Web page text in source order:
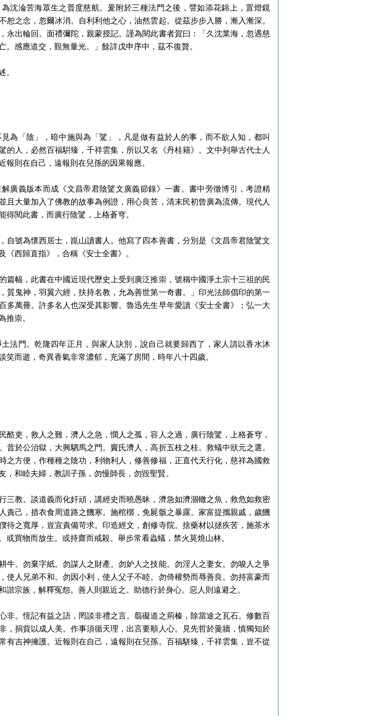
沈淪苦海眾生之普度慈航。爰附於三種法門之後，譬如添花錦上，置燈鏡
之念，忽爾冰消。自利利他之心，油然雲起。從茲步步入勝，漸入漸深。
永出輪回。面禮彌陀，親蒙授記。謹為閱此書者賀曰：「久沈業海，忽遇慈
感應道交，覲無量光。」餘詳戊申序中，茲不復贅。
為「陰」，暗中施與為「騭」，凡是做有益於人的事，而不欲人知，都叫
的人，必然百福騈臻，千祥雲集，所以又名《丹桂籍》。文中列舉古代士人
則在自己，遠報則在兒孫的因果報應。
廣義版本而成《文昌帝君陰騭文廣義節錄》一書。書中旁徵博引，考證精
且大量加入了佛教的故事為例證，用心良苦，清末民初曾廣為流傳。現代人
閱此書，而廣行陰騭，上格蒼穹。
自號為懷西居士，崑山讀書人。他寫了四本善書，分別是《文昌帝君陰騭文
西歸直指》，合稱《安士全書》。
篇幅，此書在中國近現代歷史上受到廣泛推崇，號稱中國淨土宗十三祖的民
質鬼神，羽翼六經，扶持名教，允為善世第一奇書。」印光法師倡印的第一
多萬冊。許多名人也深受其影響。魯迅先生早年愛讀《安士全書》；弘一大
崇。
法門。乾隆四年正月，與家人訣別，說自己就要歸西了，家人請以香水沐
而逝，奇異香氣非常濃郁，充滿了房間，時年八十四歲。
吏，救人之難，濟人之急，憫人之孤，容人之過，廣行陰騭，上格蒼穹，
昔於公治獄，大興駟馬之門。竇氏濟人，高折五枝之桂。救蟻中狀元之選。
之方便，作種種之陰功，利物利人，修善修福，正直代天行化，慈祥為國救
，和睦夫婦，教訓子孫，勿慢師長，勿毀聖賢。
教。談道義而化奸頑，講經史而曉愚昧，濟急如濟涸轍之魚，救危如救密
責己，措衣食周道路之饑寒。施棺槨，免屍骸之暴露。家富提攜親戚，歲饑
待之寬厚，豈宜責備苛求。印造經文，創修寺院。捨藥材以拯疾苦，施茶水
或買物而放生。或持齋而戒殺。舉步常看蟲蟻，禁火莫燒山林。
。勿棄字紙。勿謀人之財產。勿妒人之技能。勿淫人之妻女。勿唆人之爭
使人兄弟不和。勿因小利，使人父子不睦。勿倚權勢而辱善良。勿持富豪而
諧宗族，解釋冤怨。善人則親近之。助德行於身心。惡人則遠避之。
。恆記有益之語，罔談非禮之言。翦礙道之荊榛，除當途之瓦石。修數百
，捐貲以成人美。作事須循天理，出言要順人心。見先哲於羹牆，慎獨知於
有吉神擁護。近報則在自己，遠報則在兒孫。百福駢臻，千祥雲集，豈不從